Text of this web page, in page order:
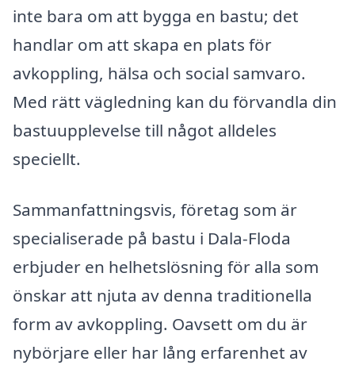
inte bara om att bygga en bastu; det
handlar om att skapa en plats för
avkoppling, hälsa och social samvaro.
Med rätt vägledning kan du förvandla din
bastuupplevelse till något alldeles
speciellt.
Sammanfattningsvis, företag som är
specialiserade på bastu i Dala-Floda
erbjuder en helhetslösning för alla som
önskar att njuta av denna traditionella
form av avkoppling. Oavsett om du är
nybörjare eller har lång erfarenhet av